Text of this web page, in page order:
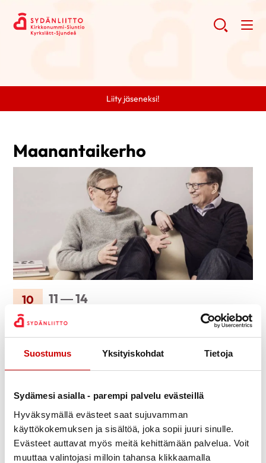
Suostumus Yksityiskohdat Tietoja
Sydämesi asialla - parempi palvelu evästeillä
Hyväksymällä evästeet saat sujuvamman
käyttökokemuksen ja sisältöä, joka sopii juuri sinulle.
Evästeet auttavat myös meitä kehittämään palvelua. Voit
muuttaa valintojasi milloin tahansa klikkaamalla
Liity jäseneksi!
Maanantaikerho
10 11 — 14
Jaa WhatsappJaa FacebookJaa TwitterJaa LinkedinJaa EmailJaa Print
Maanantaikerho kokoontuu maanantaisin Veikkolan
Nuorisotilassa (Koskentie 3). Pelataan ryhmissä Shanghai-
korttipeliä. Ota mukaan sisäkengät. Lisätietoja Juhani
Virtanen p.050 0350 661. Tervetuloa uudet ja vanhat
kerholaiset!